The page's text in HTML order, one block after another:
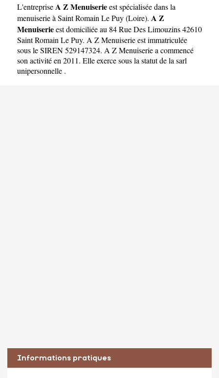
L'entrepriseA Z Menuiserieestspécialisée dans la
menuiserie à Saint Romain Le Puy(Loire). A Z
Menuiserieest domiciliée au 84 Rue Des Limouzins 42610
Saint Romain Le Puy. A Z Menuiserie est immatriculée
sous le SIREN 529147324. A Z Menuiserie a commencé
son activité en 2011. Elle exerce sous la statut de la sarl
unipersonnelle .
Informations pratiques